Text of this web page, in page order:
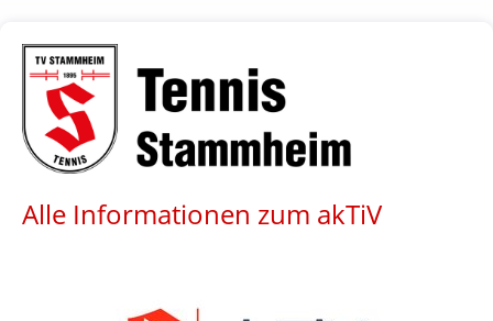
Alle Informationen zum akTiV